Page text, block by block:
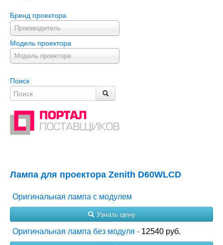
Бренд проектора
Производитель
Модель проектора
Модель проектора
Поиск
Лампа для проектора Zenith D60WLCD
Оригинальная лампа с модулем
Узнать цену
Оригинальная лампа без модуля - 12540 руб.